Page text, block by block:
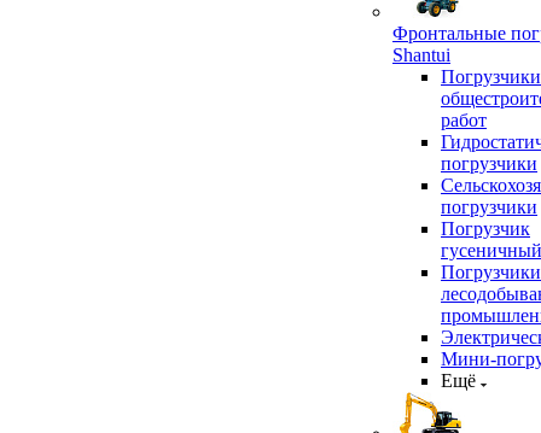
Фронтальные
Shantui
работ
погрузчики
погрузчики
Погрузчик
гусеничный
Мини-
Ещё